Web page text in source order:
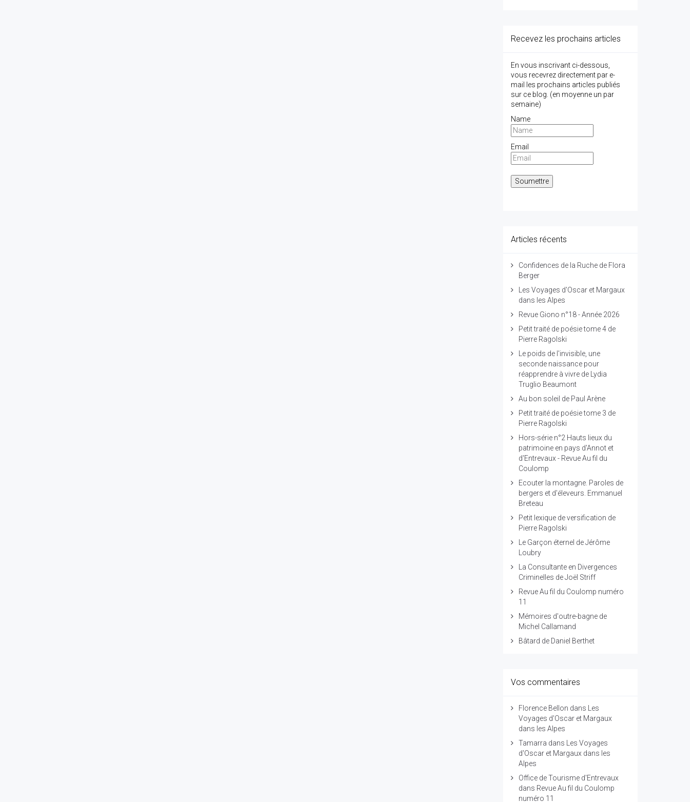
Recevez les prochains articles
En vous inscrivant ci-dessous,
vous recevrez directement par e-
mail les prochains articles publiés
sur ce blog. (en moyenne un par
semaine)
Name
Email
Articles récents
Confidences de la Ruche de Flora
Berger
Les Voyages d'Oscar et Margaux
dans les Alpes
Revue Giono n°18 - Année 2026
Petit traité de poésie tome 4 de
Pierre Ragolski
Le poids de l'invisible, une
seconde naissance pour
réapprendre à vivre de Lydia
Truglio Beaumont
Au bon soleil de Paul Arène
Petit traité de poésie tome 3 de
Pierre Ragolski
Hors-série n°2 Hauts lieux du
patrimoine en pays d'Annot et
d'Entrevaux - Revue Au fil du
Coulomp
Ecouter la montagne. Paroles de
bergers et d'éleveurs. Emmanuel
Breteau
Petit lexique de versification de
Pierre Ragolski
Le Garçon éternel de Jérôme
Loubry
La Consultante en Divergences
Criminelles de Joël Striff
Revue Au fil du Coulomp numéro
11
Mémoires d'outre-bagne de
Michel Callamand
Bâtard de Daniel Berthet
Vos commentaires
Florence Bellon dans
Les
Voyages d'Oscar et Margaux
dans les Alpes
Tamarra dans
Les Voyages
d'Oscar et Margaux dans les
Alpes
Office de Tourisme d'Entrevaux
dans Revue Au fil du Coulomp
numéro 11